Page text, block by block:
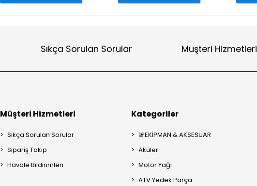
Sıkça Sorulan Sorular Müşteri Hizmetleri
Müşteri Hizmetleri
Sıkça Sorulan Sorular
Sipariş Takip
Havale Bildirimleri
Kategoriler
🚨EKİPMAN & AKSESUAR
Aküler
Motor Yağı
ATV Yedek Parça